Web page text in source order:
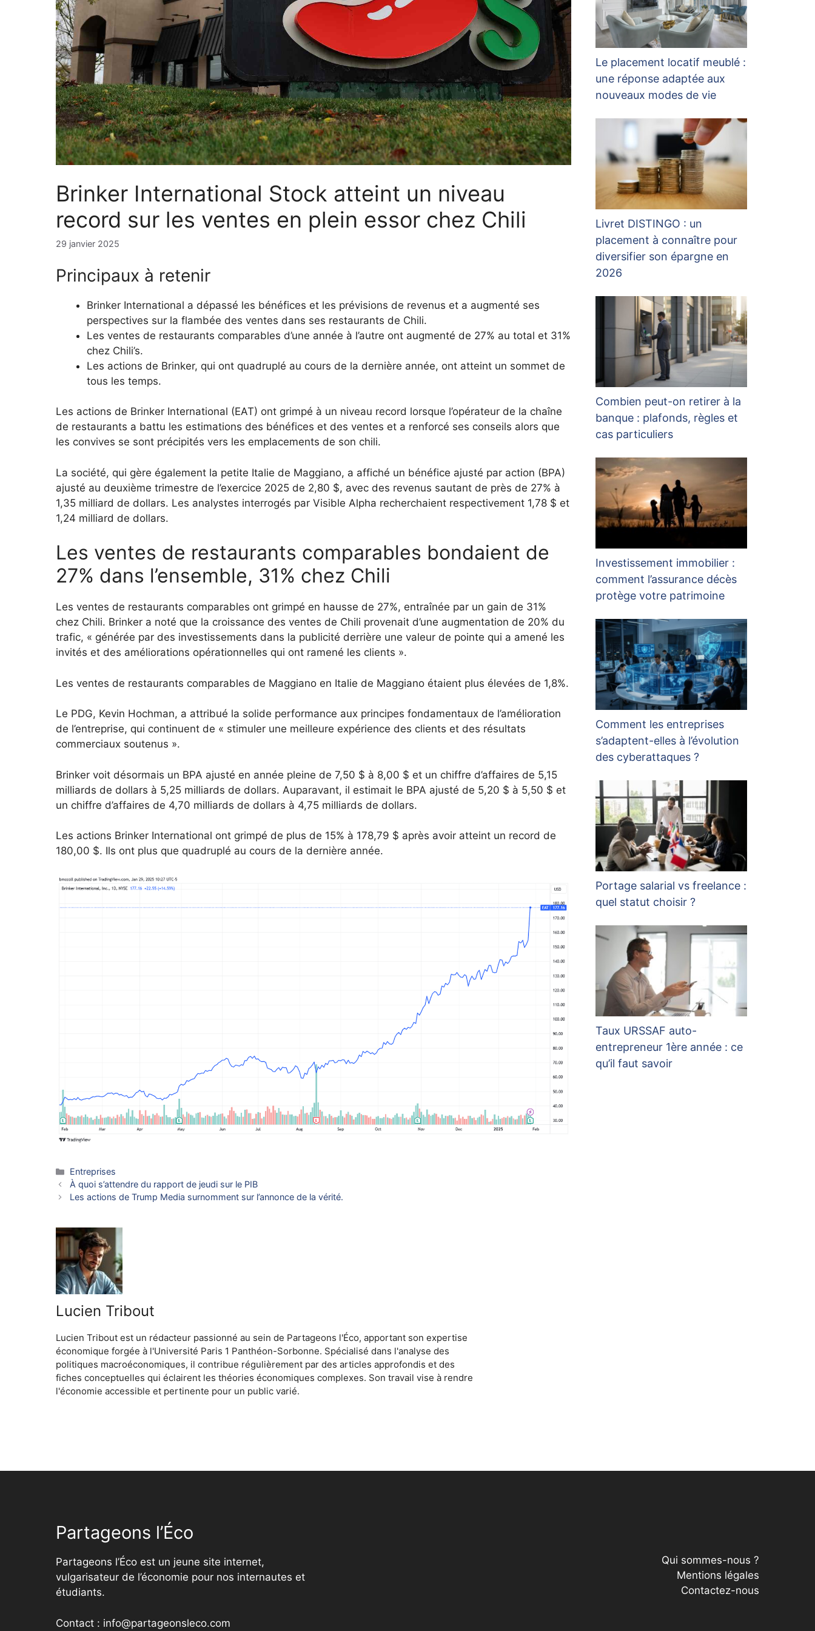
Brinker International Stock atteint un niveau
record sur les ventes en plein essor chez Chili
29 janvier 2025
Principaux à retenir
Brinker International a dépassé les bénéfices et les prévisions de revenus et a augmenté ses
perspectives sur la flambée des ventes dans ses restaurants de Chili.
Les ventes de restaurants comparables d’une année à l’autre ont augmenté de 27% au total et 31%
chez Chili’s.
Les actions de Brinker, qui ont quadruplé au cours de la dernière année, ont atteint un sommet de
tous les temps.
Les actions de Brinker International (EAT) ont grimpé à un niveau record lorsque l’opérateur de la chaîne
de restaurants a battu les estimations des bénéfices et des ventes et a renforcé ses conseils alors que
les convives se sont précipités vers les emplacements de son chili.
La société, qui gère également la petite Italie de Maggiano, a affiché un bénéfice ajusté par action (BPA)
ajusté au deuxième trimestre de l’exercice 2025 de 2,80 $, avec des revenus sautant de près de 27% à
1,35 milliard de dollars. Les analystes interrogés par Visible Alpha recherchaient respectivement 1,78 $ et
1,24 milliard de dollars.
Les ventes de restaurants comparables bondaient de
27% dans l’ensemble, 31% chez Chili
Les ventes de restaurants comparables ont grimpé en hausse de 27%, entraînée par un gain de 31%
chez Chili. Brinker a noté que la croissance des ventes de Chili provenait d’une augmentation de 20% du
trafic, « générée par des investissements dans la publicité derrière une valeur de pointe qui a amené les
invités et des améliorations opérationnelles qui ont ramené les clients ».
Les ventes de restaurants comparables de Maggiano en Italie de Maggiano étaient plus élevées de 1,8%.
Le PDG, Kevin Hochman, a attribué la solide performance aux principes fondamentaux de l’amélioration
de l’entreprise, qui continuent de « stimuler une meilleure expérience des clients et des résultats
commerciaux soutenus ».
Brinker voit désormais un BPA ajusté en année pleine de 7,50 $ à 8,00 $ et un chiffre d’affaires de 5,15
milliards de dollars à 5,25 milliards de dollars. Auparavant, il estimait le BPA ajusté de 5,20 $ à 5,50 $ et
un chiffre d’affaires de 4,70 milliards de dollars à 4,75 milliards de dollars.
Les actions Brinker International ont grimpé de plus de 15% à 178,79 $ après avoir atteint un record de
180,00 $. Ils ont plus que quadruplé au cours de la dernière année.
Catégories
Entreprises
À quoi s’attendre du rapport de jeudi sur le PIB
Les actions de Trump Media surnomment sur l’annonce de la vérité.
Lucien Tribout
Lucien Tribout est un rédacteur passionné au sein de Partageons l'Éco, apportant son expertise
économique forgée à l'Université Paris 1 Panthéon-Sorbonne. Spécialisé dans l'analyse des
politiques macroéconomiques, il contribue régulièrement par des articles approfondis et des
fiches conceptuelles qui éclairent les théories économiques complexes. Son travail vise à rendre
l'économie accessible et pertinente pour un public varié.
Le placement locatif meublé :
une réponse adaptée aux
nouveaux modes de vie
Livret DISTINGO : un
placement à connaître pour
diversifier son épargne en
2026
Combien peut-on retirer à la
banque : plafonds, règles et
cas particuliers
Investissement immobilier :
comment l’assurance décès
protège votre patrimoine
Comment les entreprises
s’adaptent-elles à l’évolution
des cyberattaques ?
Portage salarial vs freelance :
quel statut choisir ?
Taux URSSAF auto-
entrepreneur 1ère année : ce
qu’il faut savoir
Partageons l’Éco
Partageons l’Éco est un jeune site internet,
vulgarisateur de l’économie pour nos internautes et
étudiants.
Contact : info@partageonsleco.com
Qui sommes-nous ?
Mentions légales
Contactez-nous